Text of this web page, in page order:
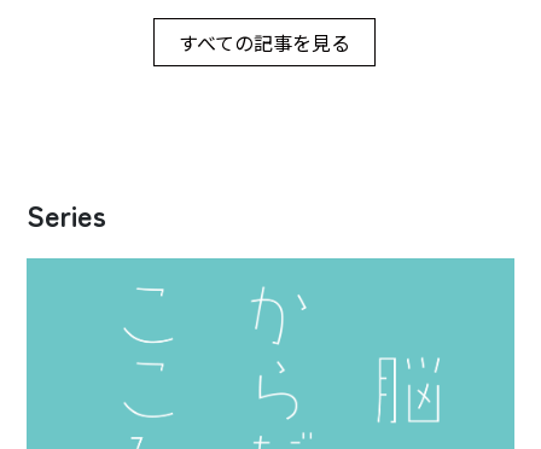
すべての記事を見る
Series